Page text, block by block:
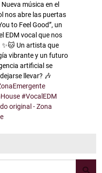
Nueva música en el
nos abre las puertas
to Feel Good”, un
EDM vocal que nos
Un artista que
vibrante y un futuro
artificial se
llevar? 🎶
#VocalEDM
original - Zona